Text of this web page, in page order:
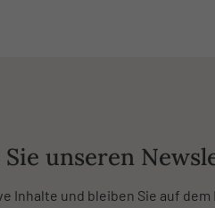
unseren
Inhalte und bleiben Sie auf dem